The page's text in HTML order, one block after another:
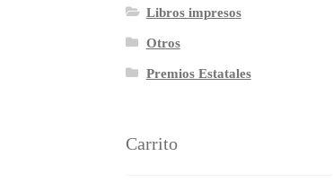
Libros impresos
Otros
Premios Estatales
Carrito